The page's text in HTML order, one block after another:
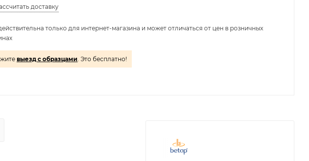
доставку
только для интернет-магазина и может отличаться от цен в розничных
выезд с образцами. Это бесплатно!